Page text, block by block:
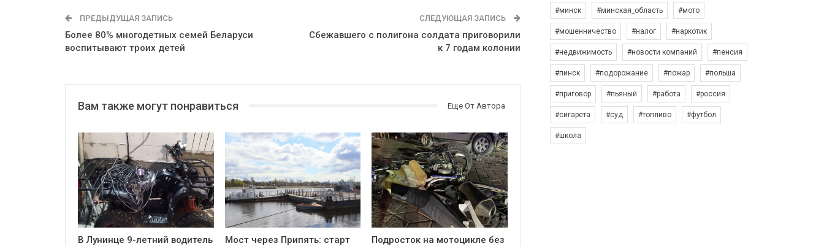
ПРЕДЫДУЩАЯ ЗАПИСЬ
Более 80% многодетных семей Беларуси
воспитывают троих детей
СЛЕДУЮЩАЯ ЗАПИСЬ
Сбежавшего с полигона солдата приговорили
к 7 годам колонии
Вам также могут понравиться Еще От Автора
В Лунинце 9-летний водитель
Мост через Припять: старт
Подросток на мотоцикле без
#минск #минская_область #мото
#мошенничество #налог #наркотик
#недвижимость #новости компаний #пенсия
#пинск #подорожание #пожар #польша
#приговор #пьяный #работа #россия
#сигарета #суд #топливо #футбол
#школа